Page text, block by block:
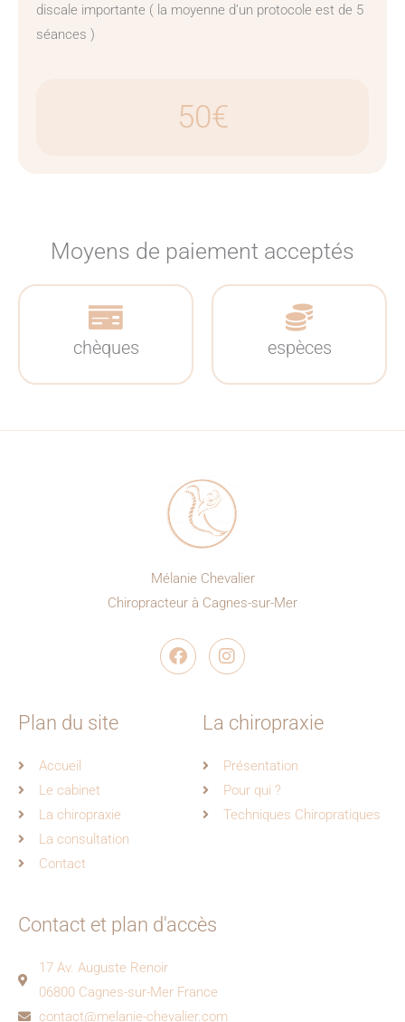
discale importante ( la moyenne d’un protocole est de 5
séances )
50€
Moyens de paiement acceptés
chèques espèces
Mélanie Chevalier
Chiropracteur à Cagnes-sur-Mer
a
c
n
s
g
r
m
Plan du site
Accueil
Le cabinet
La chiropraxie
La consultation
Contact
La chiropraxie
Présentation
Pour qui ?
Techniques Chiropratiques
Contact et plan d'accès
17 Av. Auguste Renoir
06800 Cagnes-sur-Mer France
contact@melanie-chevalier.com